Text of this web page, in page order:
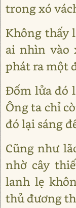
trong xó
Không thấy
ai nhìn vào
phát ra một
Đốm lửa đó
Ông ta chỉ
đó lại sáng
Cũng như
nhờ cây
lanh lẹ
thủ đương